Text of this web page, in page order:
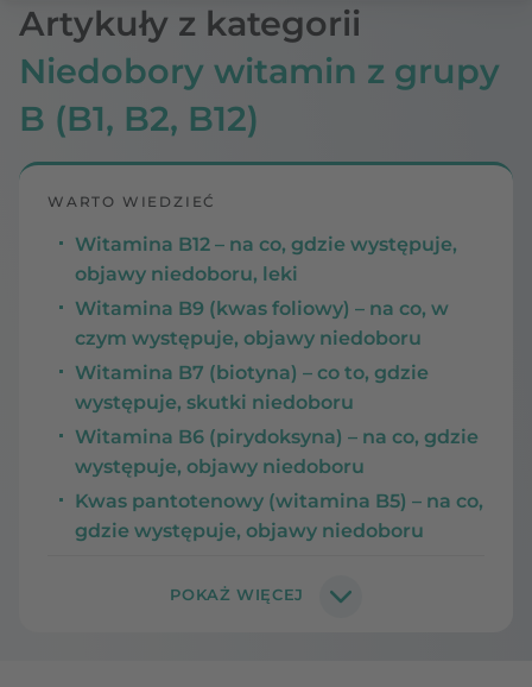
Artykuły z kategorii
Niedobory witamin z grupy
B (B1, B2, B12)
WARTO WIEDZIEĆ
Witamina B12 – na co, gdzie występuje,
objawy niedoboru, leki
Witamina B9 (kwas foliowy) – na co, w
czym występuje, objawy niedoboru
Witamina B7 (biotyna) – co to, gdzie
występuje, skutki niedoboru
Witamina B6 (pirydoksyna) – na co, gdzie
występuje, objawy niedoboru
Kwas pantotenowy (witamina B5) – na co,
gdzie występuje, objawy niedoboru